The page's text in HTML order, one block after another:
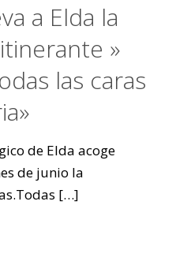
a Elda la
»
las caras
de Elda acoge
de junio la
[…]